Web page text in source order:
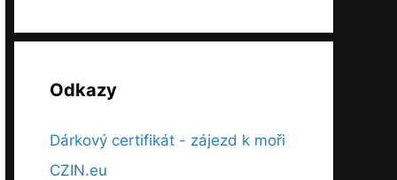
Odkazy
Dárkový certifikát - zájezd k moři
CZIN.eu